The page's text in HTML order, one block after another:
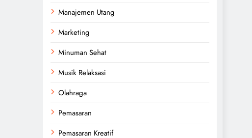
Manajemen Utang
Marketing
Minuman Sehat
Musik Relaksasi
Olahraga
Pemasaran
Pemasaran Kreatif